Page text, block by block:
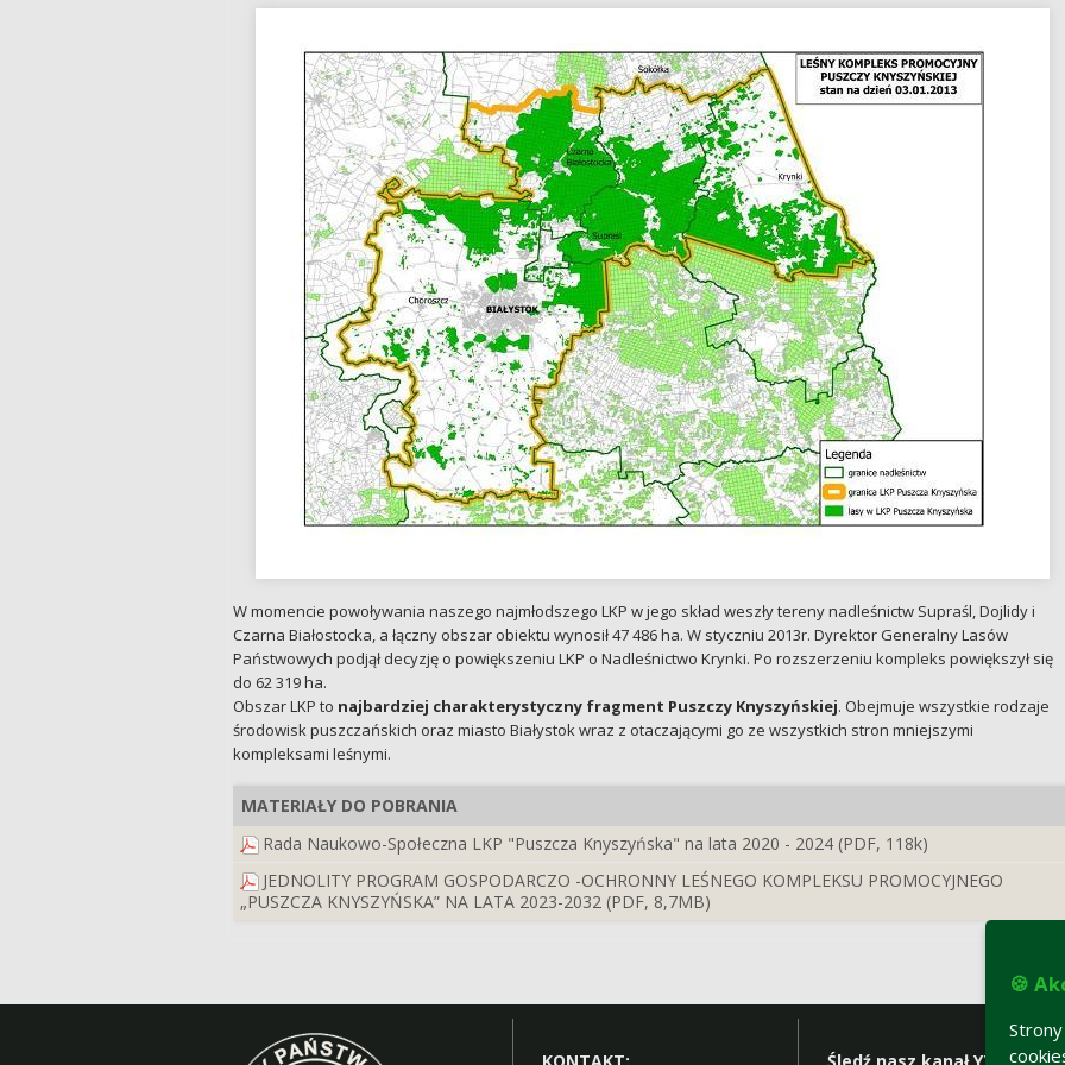
W momencie powoływania naszego najmłodszego LKP w jego skład weszły tereny nadleśnictw Supraśl, Dojlidy i
Czarna Białostocka, a łączny obszar obiektu wynosił 47 486 ha. W styczniu 2013r. Dyrektor Generalny Lasów
Państwowych podjął decyzję o powiększeniu LKP o Nadleśnictwo Krynki. Po rozszerzeniu kompleks powiększył się
do 62 319 ha.
Obszar LKP to najbardziej charakterystyczny fragment Puszczy Knyszyńskiej. Obejmuje wszystkie rodzaje
środowisk puszczańskich oraz miasto Białystok wraz z otaczającymi go ze wszystkich stron mniejszymi
kompleksami leśnymi.
MATERIAŁY DO POBRANIA
Rada Naukowo-Społeczna LKP "Puszcza Knyszyńska" na lata 2020 - 2024 (PDF, 118k)
JEDNOLITY PROGRAM GOSPODARCZO -OCHRONNY LEŚNEGO KOMPLEKSU PROMOCYJNEGO
„PUSZCZA KNYSZYŃSKA” NA LATA 2023-2032 (PDF, 8,7MB)
🍪